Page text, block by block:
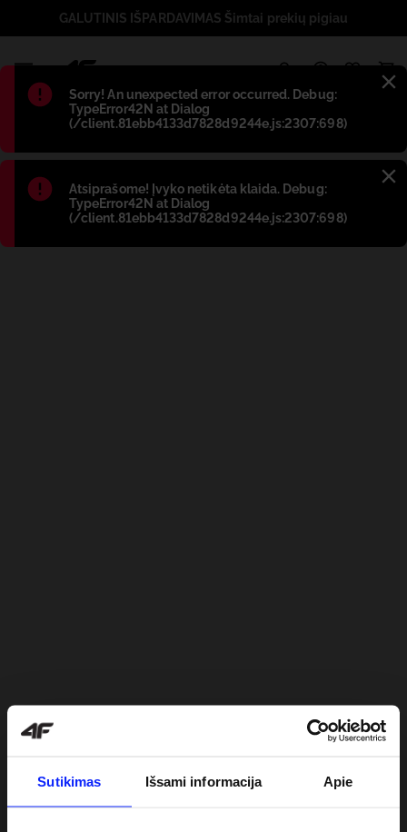
Sutikimas Išsami informacija Apie
Błąd:
Sorry! An unexpected error occurred. Debug:
TypeError42N at Dialog
(/client.81ebb4133d7828d9244e.js:2307:698)
Błąd:
Atsiprašome! Įvyko netikėta klaida. Debug:
TypeError42N at Dialog
(/client.81ebb4133d7828d9244e.js:2307:698)
GALUTINIS IŠPARDAVIMAS Šimtai prekių pigiau